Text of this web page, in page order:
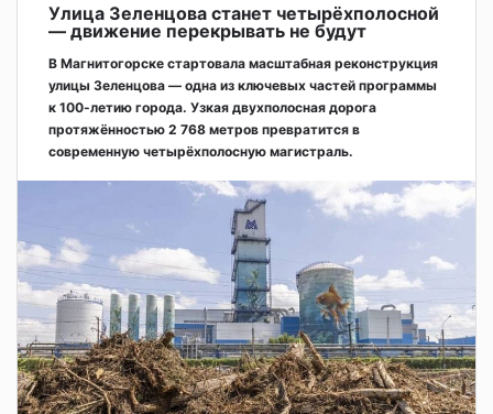
Улица Зеленцова станет четырёхполосной
— движение перекрывать не будут
В Магнитогорске стартовала масштабная реконструкция
улицы Зеленцова — одна из ключевых частей программы
к 100-летию города. Узкая двухполосная дорога
протяжённостью 2 768 метров превратится в
современную четырёхполосную магистраль.